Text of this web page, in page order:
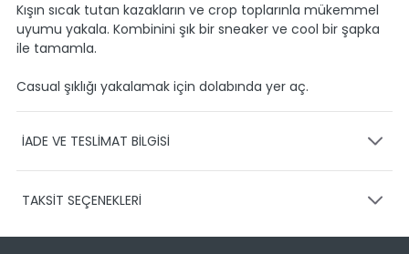
Kışın sıcak tutan kazakların ve crop toplarınla mükemmel
uyumu yakala. Kombinini şık bir sneaker ve cool bir şapka
ile tamamla.
Casual şıklığı yakalamak için dolabında yer aç.
İADE VE TESLİMAT BİLGİSİ
Ürünlerinizin gönderimini anlaşmalı olduğumuz PTT,
1-3 iş günü içerisinde kargoya teslim edilir.
TAKSİT SEÇENEKLERİ